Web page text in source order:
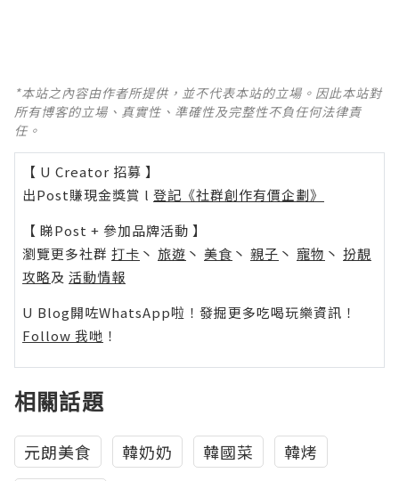
*本站之內容由作者所提供，並不代表本站的立場。因此本站對
所有博客的立場、真實性、準確性及完整性不負任何法律責
任。
【 U Creator 招募 】
出Post賺現金獎賞 l 登記《社群創作有價企劃》
【 睇Post + 參加品牌活動 】
瀏覽更多社群 打卡 丶 旅遊 丶 美食 丶 親子 丶 寵物 丶 扮靚
攻略及 活動情報
U Blog開咗WhatsApp啦！發掘更多吃喝玩樂資訊！
Follow 我哋 ！
相關話題
元朗美食 韓奶奶 韓國菜
韓烤